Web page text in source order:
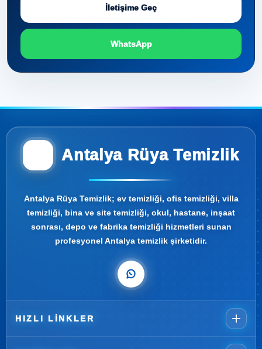
İletişime Geç
WhatsApp
Antalya Rüya Temizlik
Antalya Rüya Temizlik; ev temizliği, ofis temizliği, villa
temizliği, bina ve site temizliği, okul, hastane, inşaat
sonrası, depo ve fabrika temizliği hizmetleri sunan
profesyonel Antalya temizlik şirketidir.
HIZLI LINKLER